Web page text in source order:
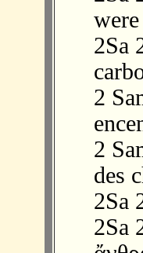
2Sa
2
2
des
2Sa
2Sa